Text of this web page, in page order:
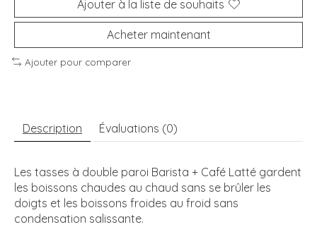
Ajouter à la liste de souhaits
Acheter maintenant
Ajouter pour comparer
Description Évaluations (0)
Les tasses à double paroi Barista + Café Latté gardent
les boissons chaudes au chaud sans se brûler les
doigts et les boissons froides au froid sans
condensation salissante.